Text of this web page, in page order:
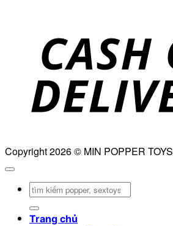
Copyright 2026 © MIN POPPER TOYS
Tìm
Trang chủ